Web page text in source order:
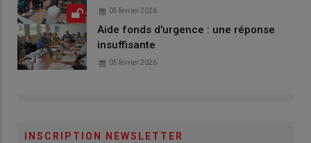
05 février 2026
Aide fonds d'urgence : une réponse
insuffisante
05 février 2026
INSCRIPTION NEWSLETTER